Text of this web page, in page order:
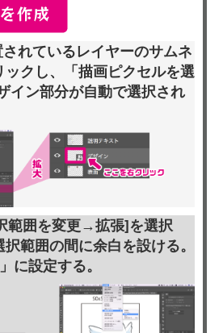
れているレイヤーのサムネ
ックし、「描画ピクセルを選
イン部分が自動で選択され
範囲を変更→拡張]を選択
範囲の間に余白を設ける。
に設定する。